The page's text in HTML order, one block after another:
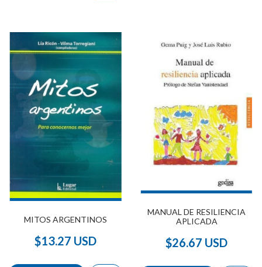
MITOS ARGENTINOS
$13.27 USD
MANUAL DE RESILIENCIA
APLICADA
$26.67 USD